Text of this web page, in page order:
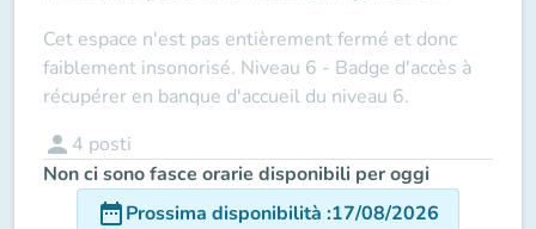
Cet espace n'est pas entièrement fermé et donc
faiblement insonorisé. Niveau 6 - Badge d'accès à
récupérer en banque d'accueil du niveau 6.
person 4 posti
Non ci sono fasce orarie disponibili per oggi
date_rangeProssima disponibilità :17/08/2026